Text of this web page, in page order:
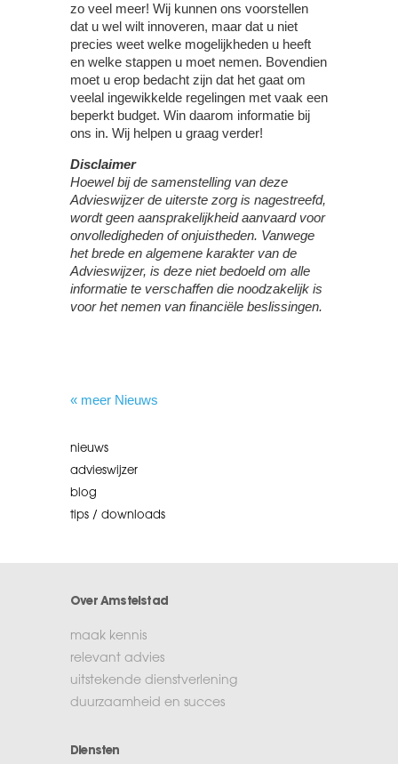
zo veel meer! Wij kunnen ons voorstellen
dat u wel wilt innoveren, maar dat u niet
precies weet welke mogelijkheden u heeft
en welke stappen u moet nemen. Bovendien
moet u erop bedacht zijn dat het gaat om
veelal ingewikkelde regelingen met vaak een
beperkt budget. Win daarom informatie bij
ons in. Wij helpen u graag verder!
Disclaimer
Hoewel bij de samenstelling van deze
Advieswijzer de uiterste zorg is nagestreefd,
wordt geen aansprakelijkheid aanvaard voor
onvolledigheden of onjuistheden. Vanwege
het brede en algemene karakter van de
Advieswijzer, is deze niet bedoeld om alle
informatie te verschaffen die noodzakelijk is
voor het nemen van financiële beslissingen.
« meer Nieuws
nieuws
advieswijzer
blog
tips / downloads
Over Amstelstad
maak kennis
relevant advies
uitstekende dienstverlening
duurzaamheid en succes
Diensten